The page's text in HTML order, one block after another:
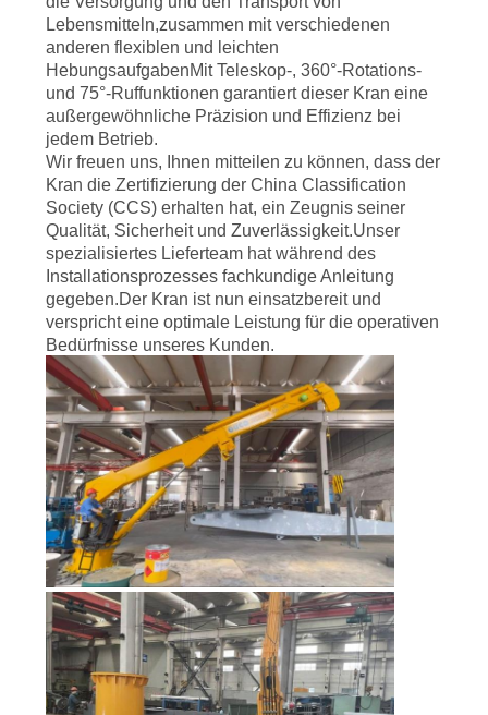
SITEMAP
DATENSCHUTZRICHTLINIE
Lebensmitteln,zusammen mit verschiedenen
anderen flexiblen und leichten
HebungsaufgabenMit Teleskop-, 360°-Rotations-
und 75°-Ruffunktionen garantiert dieser Kran eine
außergewöhnliche Präzision und Effizienz bei
jedem Betrieb.
Wir freuen uns, Ihnen mitteilen zu können, dass der
Kran die Zertifizierung der China Classification
Society (CCS) erhalten hat, ein Zeugnis seiner
Qualität, Sicherheit und Zuverlässigkeit.Unser
spezialisiertes Lieferteam hat während des
Installationsprozesses fachkundige Anleitung
gegeben.Der Kran ist nun einsatzbereit und
verspricht eine optimale Leistung für die operativen
Bedürfnisse unseres Kunden.